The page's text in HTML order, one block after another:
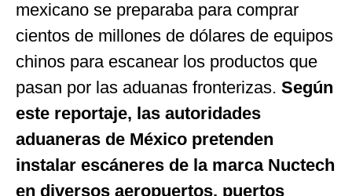
mexicano se preparaba para comprar
cientos de millones de dólares de equipos
chinos para escanear los productos que
pasan por las aduanas fronterizas. Según
este reportaje, las autoridades
aduaneras de México pretenden
instalar escáneres de la marca Nuctech
en diversos aeropuertos, puertos